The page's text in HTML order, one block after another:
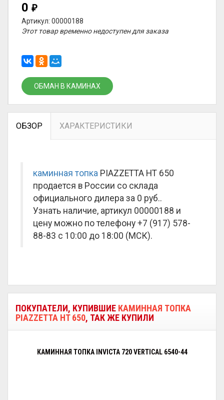
0 ₽
Артикул: 00000188
Этот товар временно недоступен для заказа
ОБМАН В КАМИНАХ
ОБЗОР ХАРАКТЕРИСТИКИ
каминная топка PIAZZETTA HT 650
продается в России со склада
официального дилера за 0 руб..
Узнать наличие, артикул 00000188 и
цену можно по телефону +7 (917) 578-
88-83 с 10:00 до 18:00 (МСК).
ПОКУПАТЕЛИ, КУПИВШИЕ КАМИННАЯ ТОПКА
PIAZZETTA HT 650, ТАК ЖЕ КУПИЛИ
КАМИННАЯ ТОПКА INVICTA 720 VERTICAL 6540-44